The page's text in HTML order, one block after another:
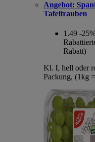
Angebot:
Tafeltrauben
1.49 -
Rabatt)
Kl. I, hell oder
Packung, (1kg